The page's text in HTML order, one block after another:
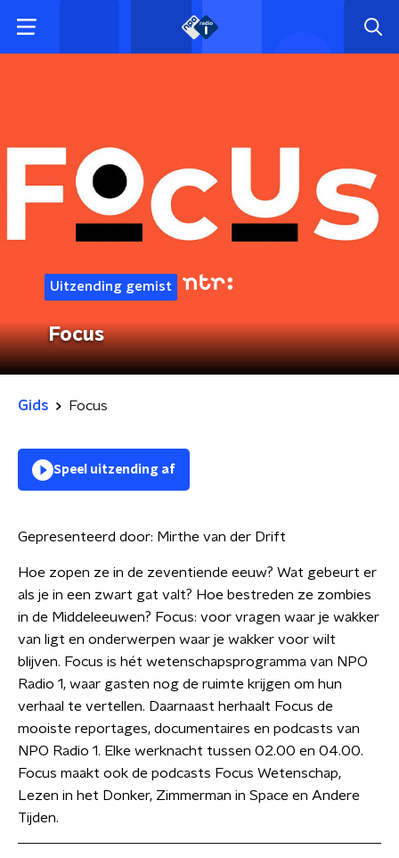
Uitzending gemist
Focus
Gids Focus
Speel uitzending af
Gepresenteerd door: Mirthe van der Drift
Hoe zopen ze in de zeventiende eeuw? Wat gebeurt er
als je in een zwart gat valt? Hoe bestreden ze zombies
in de Middeleeuwen? Focus: voor vragen waar je wakker
van ligt en onderwerpen waar je wakker voor wilt
blijven. Focus is hét wetenschapsprogramma van NPO
Radio 1, waar gasten nog de ruimte krijgen om hun
verhaal te vertellen. Daarnaast herhaalt Focus de
mooiste reportages, documentaires en podcasts van
NPO Radio 1. Elke werknacht tussen 02.00 en 04.00.
Focus maakt ook de podcasts Focus Wetenschap,
Lezen in het Donker, Zimmerman in Space en Andere
Tijden.